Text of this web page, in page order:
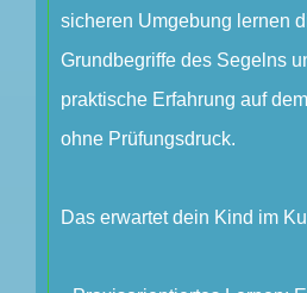
sicheren Umgebung lernen
Grundbegriffe des Segelns
praktische Erfahrung auf
ohne Prüfungsdruck.
Das erwartet dein Kind im